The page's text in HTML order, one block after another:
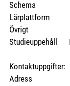
Schema
Lärplattform
Övrigt
Studieuppehåll
Kontaktuppgifter:
Adress